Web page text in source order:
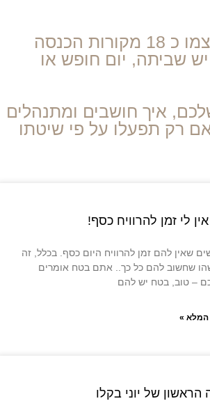
עמית אופיר משתף מחייו האישיים והעסקיים - איך בנה חופש כלכלי, איך יצר לעצמו כ 18 מקורות הכנסה
שביתה, יום חופש או
איך חושבים ומתנהלים
רק תפעלו על פי שיטתו
לי זמן להרוויח כסף!
שאין להם זמן להרוויח היום כסף. בכלל, זה
שחשוב להם כל כך.. אתם בטח אומרים
– טוב, בטח יש להם
המלא »
הראשון של יוני בקלו